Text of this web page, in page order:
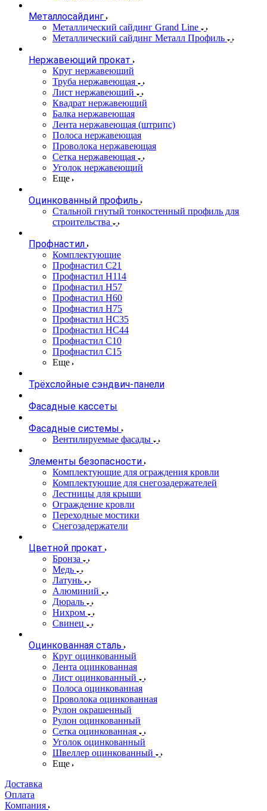
Металлосайдинг
Металлический сайдинг Grand Line
Металлический сайдинг Металл Профиль
Нержавеющий прокат
Круг нержавеющий
Труба нержавеющая
Лист нержавеющий
Квадрат нержавеющий
Балка нержавеющая
Лента нержавеющая (штрипс)
Полоса нержавеющая
Проволока нержавеющая
Сетка нержавеющая
Уголок нержавеющий
Еще
Оцинкованный профиль
Стальной гнутый тонкостенный профиль для
строительства
Профнастил
Комплектующие
Профнастил C21
Профнастил Н114
Профнастил Н57
Профнастил Н60
Профнастил Н75
Профнастил НС35
Профнастил НС44
Профнастил С10
Профнастил С15
Еще
Трёхслойные сэндвич-панели
Фасадные кассеты
Фасадные системы
Вентилируемые фасады
Элементы безопасности
Комплектующие для ограждения кровли
Комплектующие для снегозадержателей
Лестницы для крыши
Ограждение кровли
Переходные мостики
Снегозадержатели
Цветной прокат
Бронза
Медь
Латунь
Алюминий
Дюраль
Нихром
Свинец
Оцинкованная сталь
Круг оцинкованный
Лента оцинкованная
Лист оцинкованный
Полоса оцинкованная
Проволока оцинкованная
Рулон окрашенный
Рулон оцинкованный
Сетка оцинкованная
Уголок оцинкованный
Швеллер оцинкованный
Еще
Доставка
Оплата
Компания